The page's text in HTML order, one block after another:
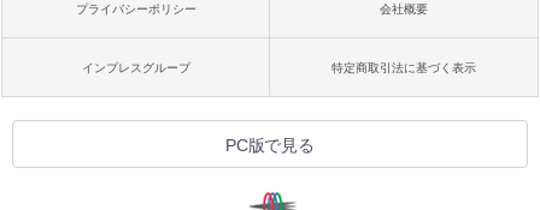
プライバシーポリシー 会社概要
インプレスグループ 特定商取引法に基づく表示
PC版で見る